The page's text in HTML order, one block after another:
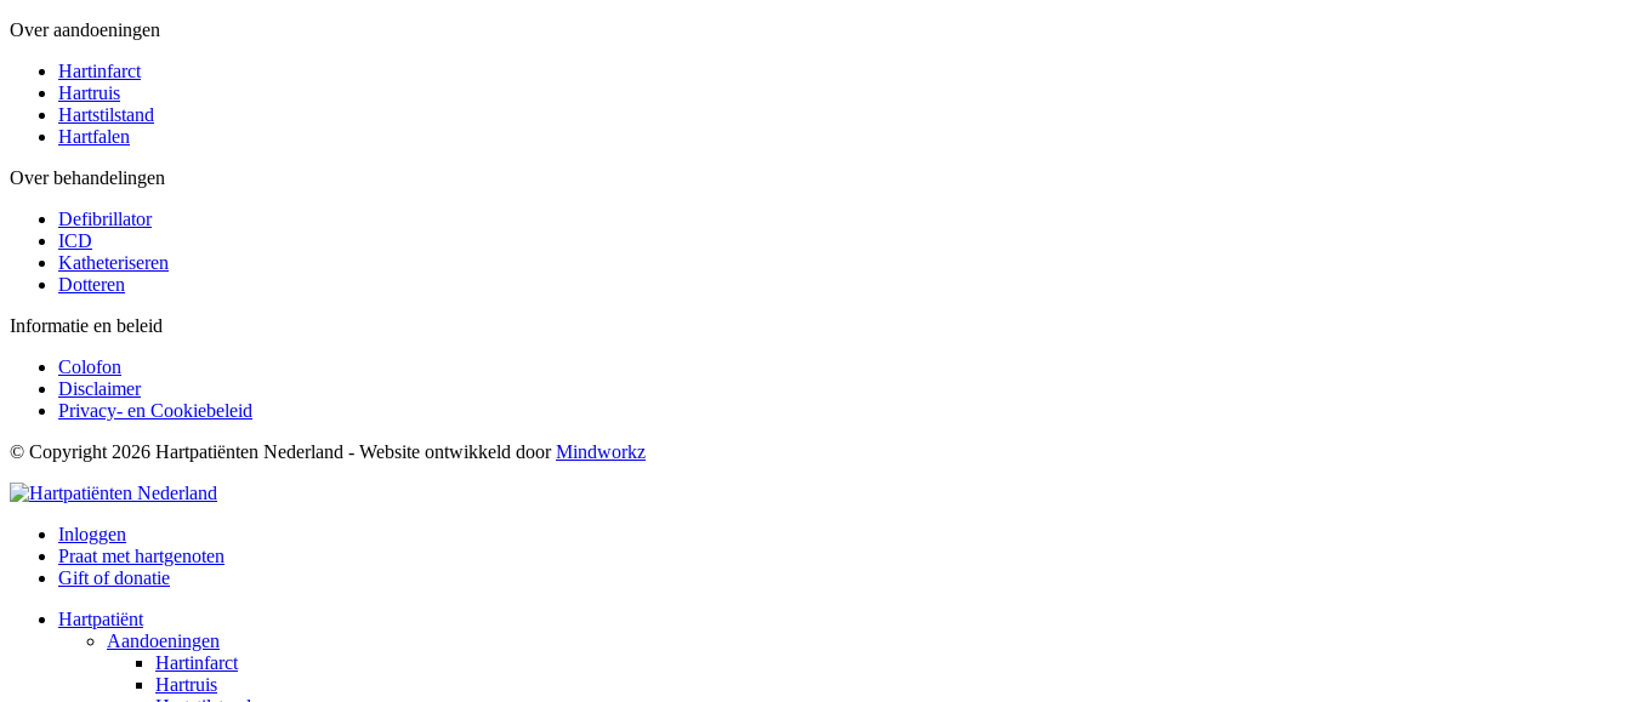
Over aandoeningen
Hartinfarct
Hartruis
Hartstilstand
Hartfalen
Over behandelingen
Defibrillator
ICD
Katheteriseren
Dotteren
Informatie en beleid
Colofon
Disclaimer
Privacy- en Cookiebeleid
© Copyright 2026 Hartpatiënten Nederland - Website ontwikkeld doorMindworkz
Inloggen
Praat met hartgenoten
Gift of donatie
Hartpatiënt
Aandoeningen
Hartinfarct
Hartruis